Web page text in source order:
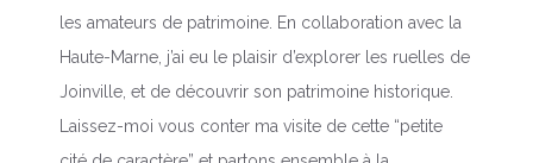
les amateurs de patrimoine. En collaboration avec la
Haute-Marne, j’ai eu le plaisir d’explorer les ruelles de
Joinville, et de découvrir son patrimoine historique.
Laissez-moi vous conter ma visite de cette “petite